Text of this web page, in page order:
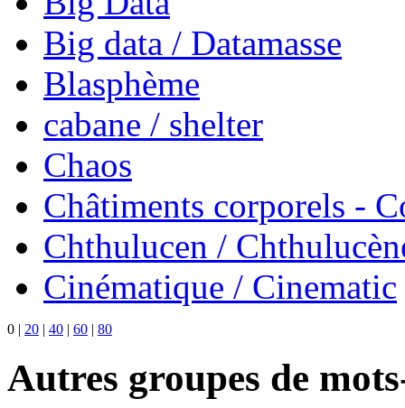
Big data / Datamasse
Blasphème
cabane / shelter
Chaos
Châtiments corporels -
Chthulucen /
Cinématique / Cinematic
0 | 20 | 40 | 60 | 80
Autres groupes de